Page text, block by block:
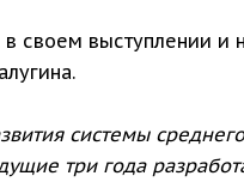
своем выступлении
системы
три года